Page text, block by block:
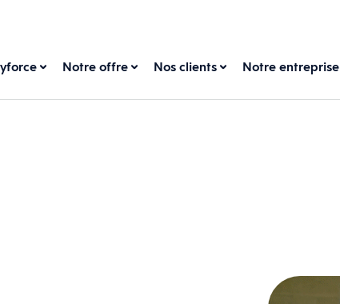
Notre offre Nos clients Notre entreprise